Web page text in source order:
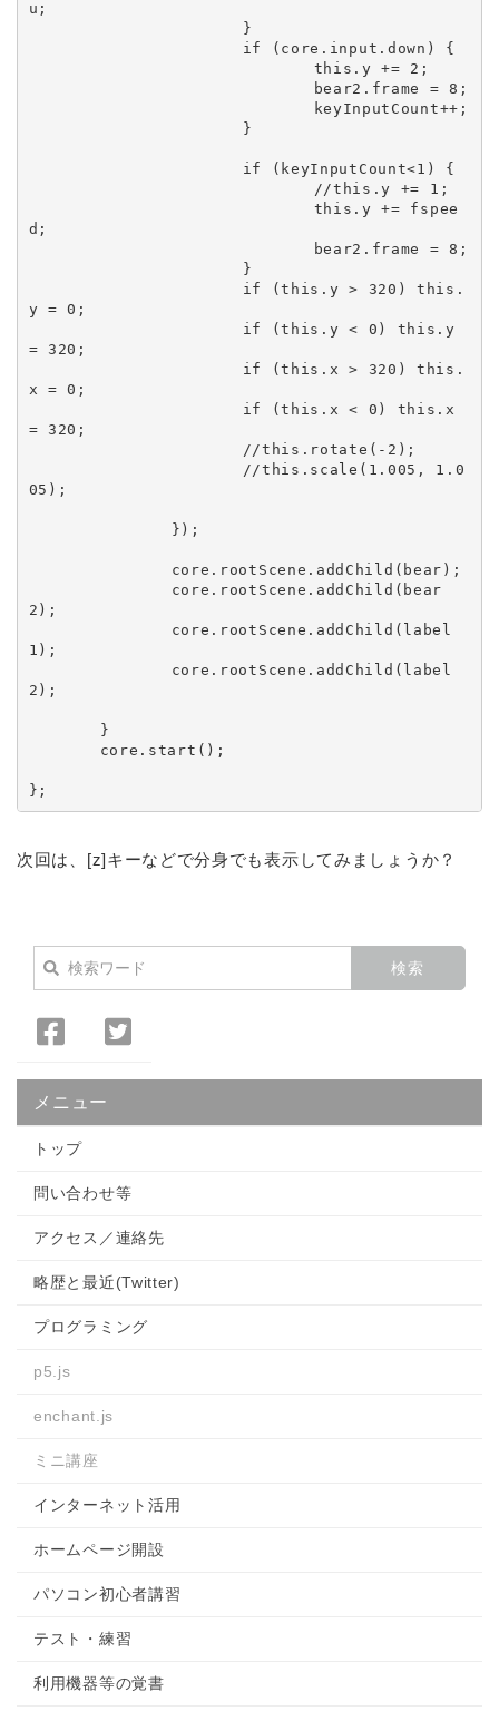
u;
d;
y = 0;
= 320;
x = 0;
= 320;
05);
2);
1);
2);
};
次回は、[z]キーなどで分身でも表示してみましょうか？
Facebook
シ
ェ
ア
シ
メニュー
トップ
問い合わせ等
アクセス／連絡先
略歴と最近(Twitter)
プログラミング
p5.js
enchant.js
ミニ講座
インターネット活用
ホームページ開設
パソコン初心者講習
テスト・練習
利用機器等の覚書